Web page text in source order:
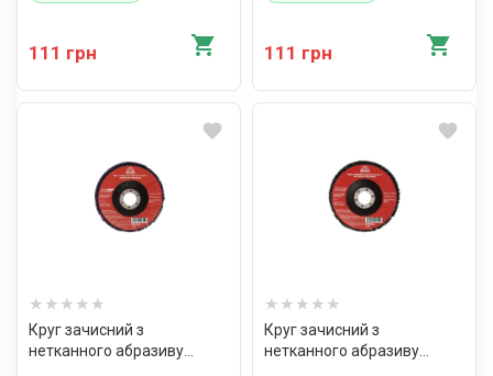
111 грн 111 грн
Круг зачисний з
нетканного абразиву
Круг зачисний з
нетканного абразиву